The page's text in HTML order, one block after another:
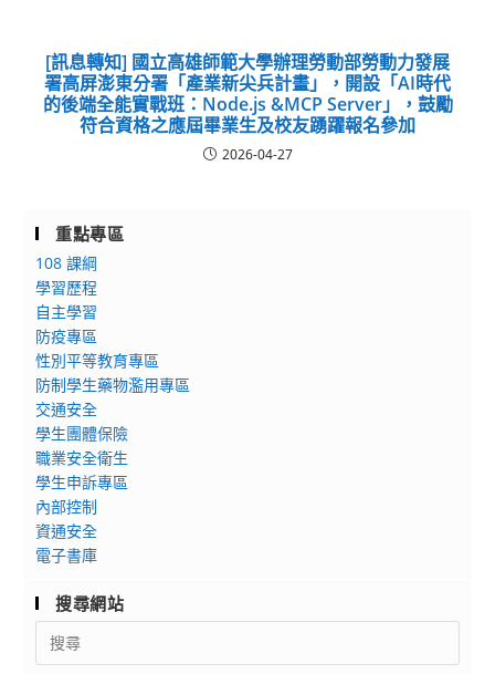
[訊息轉知] 國立高雄師範大學辦理勞動部勞動力發展
署高屏澎東分署「產業新尖兵計畫」，開設「AI時代
的後端全能實戰班：Node.js &MCP Server」，鼓勵
符合資格之應屆畢業生及校友踴躍報名參加
2026-04-27
重點專區
108 課綱
學習歷程
自主學習
防疫專區
性別平等教育專區
防制學生藥物濫用專區
交通安全
學生團體保險
職業安全衛生
學生申訴專區
內部控制
資通安全
電子書庫
搜尋網站
Search
for: